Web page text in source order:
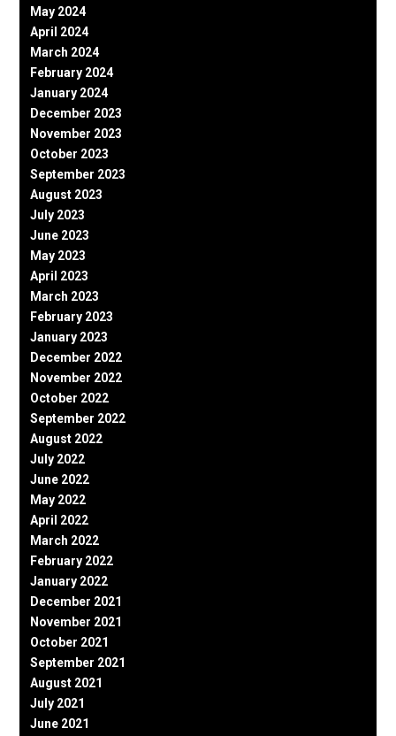
May 2024
April 2024
March 2024
February 2024
January 2024
December 2023
November 2023
October 2023
September 2023
August 2023
July 2023
June 2023
May 2023
April 2023
March 2023
February 2023
January 2023
December 2022
November 2022
October 2022
September 2022
August 2022
July 2022
June 2022
May 2022
April 2022
March 2022
February 2022
January 2022
December 2021
November 2021
October 2021
September 2021
August 2021
July 2021
June 2021